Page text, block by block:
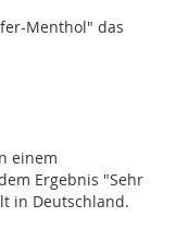
Menthol" das
einem
Ergebnis "Sehr
in Deutschland.